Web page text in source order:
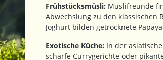
Frühstücksmüsli: Müslifreunde
Abwechslung zu den klassischen
Joghurt bilden getrocknete
Exotische Küche: In der
scharfe Currygerichte oder